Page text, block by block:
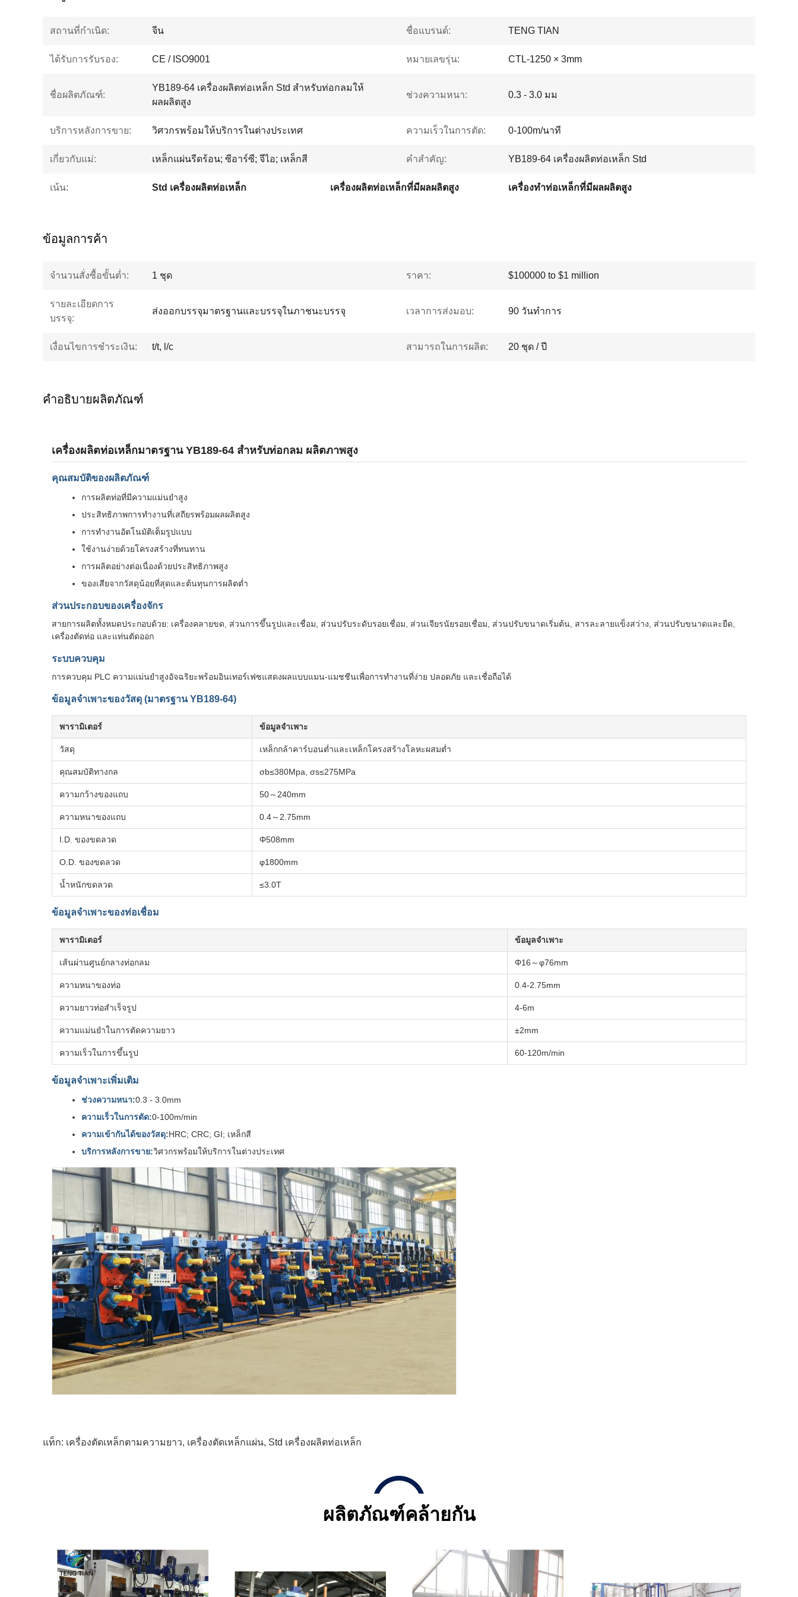
สถานที่กำเนิด: จีน ชื่อแบรนด์: TENG TIAN
ได้รับการรับรอง: CE / ISO9001 หมายเลขรุ่น: CTL-1250 × 3mm
ชื่อผลิตภัณฑ์:
YB189-64 เครื่องผลิตท่อเหล็ก Std สำหรับท่อกลมให้
ผลผลิตสูง
ช่วงความหนา: 0.3 - 3.0 มม
บริการหลังการขาย: วิศวกรพร้อมให้บริการในต่างประเทศ ความเร็วในการตัด: 0-100m/นาที
เกี่ยวกับแม่: เหล็กแผ่นรีดร้อน; ซีอาร์ซี; จีไอ; เหล็กสี คำสำคัญ: YB189-64 เครื่องผลิตท่อเหล็ก Std
เน้น: Std เครื่องผลิตท่อเหล็ก เครื่องผลิตท่อเหล็กที่มีผลผลิตสูง เครื่องทําท่อเหล็กที่มีผลผลิตสูง
ข้อมูลการค้า
จำนวนสั่งซื้อขั้นต่ำ: 1 ชุด ราคา: $100000 to $1 million
รายละเอียดการ
บรรจุ:
ส่งออกบรรจุมาตรฐานและบรรจุในภาชนะบรรจุ เวลาการส่งมอบ: 90 วันทำการ
เงื่อนไขการชำระเงิน: t/t, l/c สามารถในการผลิต: 20 ชุด / ปี
คำอธิบายผลิตภัณฑ์
เครื่องผลิตท่อเหล็กมาตรฐาน YB189-64 สำหรับท่อกลม ผลิตภาพสูง
คุณสมบัติของผลิตภัณฑ์
การผลิตท่อที่มีความแม่นยำสูง
ประสิทธิภาพการทำงานที่เสถียรพร้อมผลผลิตสูง
การทำงานอัตโนมัติเต็มรูปแบบ
ใช้งานง่ายด้วยโครงสร้างที่ทนทาน
การผลิตอย่างต่อเนื่องด้วยประสิทธิภาพสูง
ของเสียจากวัสดุน้อยที่สุดและต้นทุนการผลิตต่ำ
ส่วนประกอบของเครื่องจักร
สายการผลิตทั้งหมดประกอบด้วย: เครื่องคลายขด, ส่วนการขึ้นรูปและเชื่อม, ส่วนปรับระดับรอยเชื่อม, ส่วนเจียรนัยรอยเชื่อม, ส่วนปรับขนาดเริ่มต้น, สารละลายแข็งสว่าง, ส่วนปรับขนาดและยืด,
เครื่องตัดท่อ และแท่นตัดออก
ระบบควบคุม
การควบคุม PLC ความแม่นยำสูงอัจฉริยะพร้อมอินเทอร์เฟซแสดงผลแบบแมน-แมชชีนเพื่อการทำงานที่ง่าย ปลอดภัย และเชื่อถือได้
ข้อมูลจำเพาะของวัสดุ (มาตรฐาน YB189-64)
พารามิเตอร์ ข้อมูลจำเพาะ
วัสดุ เหล็กกล้าคาร์บอนต่ำและเหล็กโครงสร้างโลหะผสมต่ำ
คุณสมบัติทางกล σb≤380Mpa, σs≤275MPa
ความกว้างของแถบ 50～240mm
ความหนาของแถบ 0.4～2.75mm
I.D. ของขดลวด Φ508mm
O.D. ของขดลวด φ1800mm
น้ำหนักขดลวด ≤3.0T
ข้อมูลจำเพาะของท่อเชื่อม
พารามิเตอร์ ข้อมูลจำเพาะ
เส้นผ่านศูนย์กลางท่อกลม Φ16～φ76mm
ความหนาของท่อ 0.4-2.75mm
ความยาวท่อสำเร็จรูป 4-6m
ความแม่นยำในการตัดความยาว ±2mm
ความเร็วในการขึ้นรูป 60-120m/min
ข้อมูลจำเพาะเพิ่มเติม
ช่วงความหนา:0.3 - 3.0mm
ความเร็วในการตัด:0-100m/min
ความเข้ากันได้ของวัสดุ:HRC; CRC; GI; เหล็กสี
บริการหลังการขาย:วิศวกรพร้อมให้บริการในต่างประเทศ
แท็ก: เครื่องตัดเหล็กตามความยาว, เครื่องตัดเหล็กแผ่น, Std เครื่องผลิตท่อเหล็ก
ผลิตภัณฑ์คล้ายกัน